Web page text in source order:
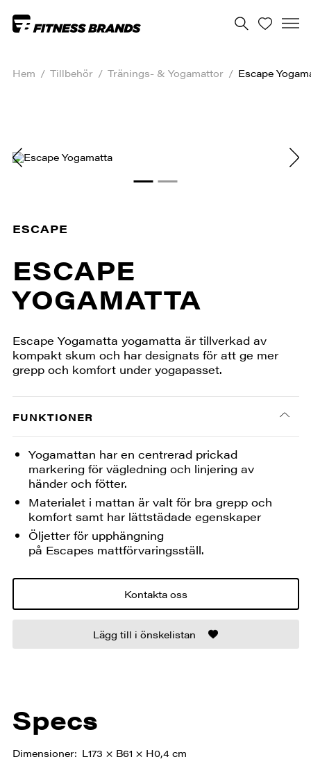
Hem / Tillbehör / Tränings- & Yogamattor / Escape
ESCAPE
ESCAPE
YOGAMATTA
Escape Yogamatta yogamatta är tillverkad av
kompakt skum och har designats för att ge mer
grepp och komfort under yogapasset.
FUNKTIONER
Yogamattan har en centrerad prickad
markering för vägledning och linjering av
händer och fötter.
Materialet i mattan är valt för bra grepp och
komfort samt har lättstädade egenskaper
Öljetter för upphängning
på Escapes mattförvaringsställ.
Kontakta oss
Lägg till i önskelistan
Specs
Dimensioner L173 × B61 × H0,4 cm